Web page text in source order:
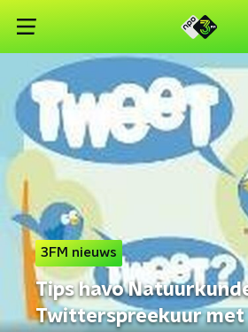
3FM nieuws
Tips havo
Twitterspreekuur met